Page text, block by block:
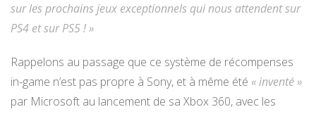
sur les prochains jeux exceptionnels qui nous attendent sur
PS4 et sur PS5 ! »
Rappelons au passage que ce système de récompenses
in-game n’est pas propre à Sony, et à même été « inventé »
par Microsoft au lancement de sa Xbox 360, avec les